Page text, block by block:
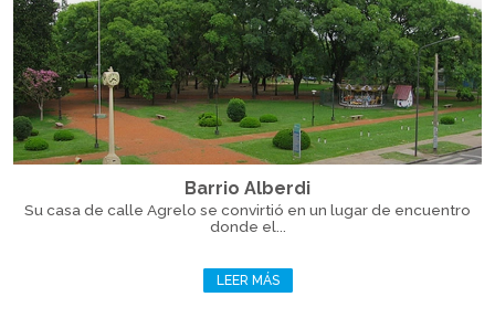
Barrio Alberdi
Su casa de calle Agrelo se convirtió en un lugar de encuentro
donde el...
LEER MÁS